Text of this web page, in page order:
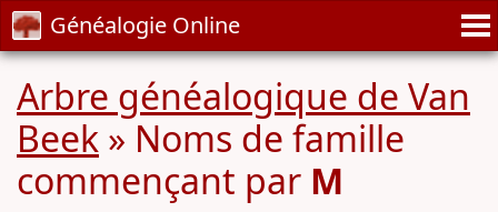
Généalogie Online
Arbre généalogique de Van
Beek » Noms de famille
commençant par M